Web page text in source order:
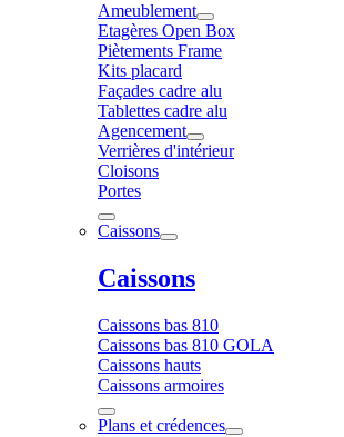
Ameublement
Etagères Open Box
Piètements Frame
Kits placard
Façades cadre alu
Tablettes cadre alu
Agencement
Verrières d'intérieur
Cloisons
Portes
Caissons
Caissons
Caissons bas 810
Caissons bas 810 GOLA
Caissons hauts
Caissons armoires
Plans et crédences